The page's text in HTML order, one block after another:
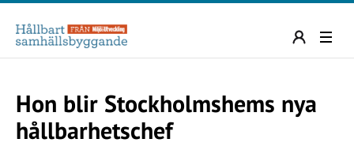
Hon blir Stockholmshems nya
hållbarhetschef